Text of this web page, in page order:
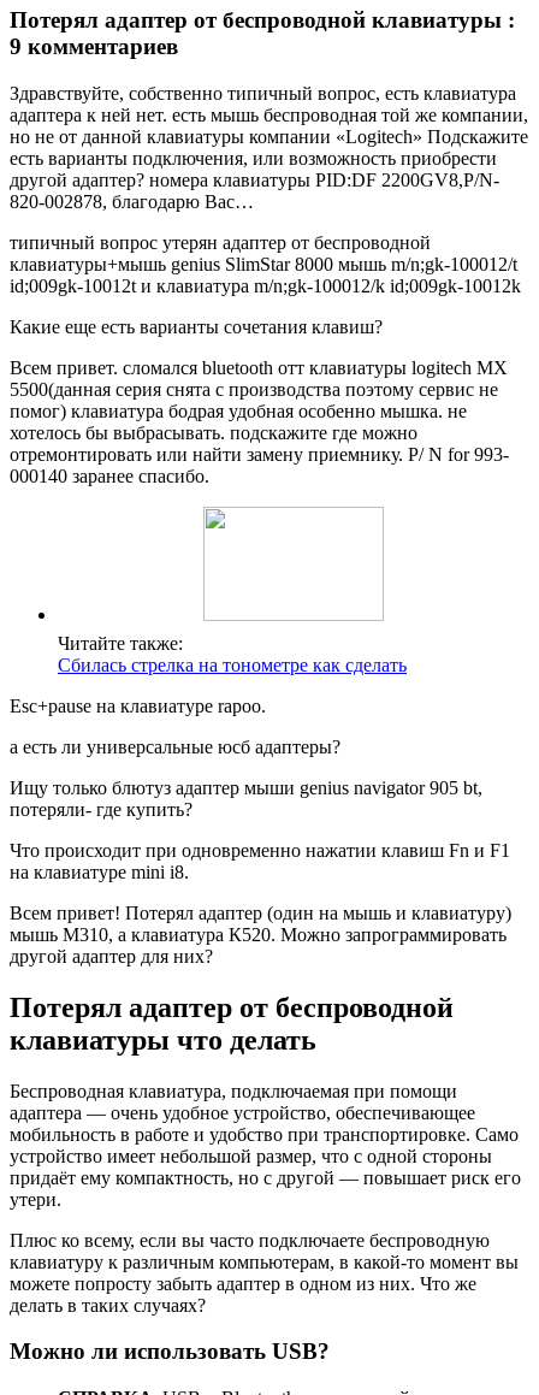
Потерял адаптер от беспроводной клавиатуры :
9 комментариев
Здравствуйте, собственно типичный вопрос, есть клавиатура
адаптера к ней нет. есть мышь беспроводная той же компании,
но не от данной клавиатуры компании «Logitech» Подскажите
есть варианты подключения, или возможность приобрести
другой адаптер? номера клавиатуры PID:DF 2200GV8,P/N-
820-002878, благодарю Вас…
типичный вопрос утерян адаптер от беспроводной
клавиатуры+мышь genius SlimStar 8000 мышь m/n;gk-100012/t
id;009gk-10012t и клавиатура m/n;gk-100012/k id;009gk-10012k
Какие еще есть варианты сочетания клавиш?
Всем привет. сломался bluetooth отт клавиатуры logitech MX
5500(данная серия снята с производства поэтому сервис не
помог) клавиатура бодрая удобная особенно мышка. не
хотелось бы выбрасывать. подскажите где можно
отремонтировать или найти замену приемнику. P/ N for 993-
000140 заранее спасибо.
Читайте также:
Сбилась стрелка на тонометре как сделать
Esc+pause на клавиатуре rapoo.
а есть ли универсальные юсб адаптеры?
Ищу только блютуз адаптер мыши genius navigator 905 bt,
потеряли- где купить?
Что происходит при одновременно нажатии клавиш Fn и F1
на клавиатуре mini i8.
Всем привет! Потерял адаптер (один на мышь и клавиатуру)
мышь М310, а клавиатура К520. Можно запрограммировать
другой адаптер для них?
Потерял адаптер от беспроводной
клавиатуры что делать
Беспроводная клавиатура, подключаемая при помощи
адаптера — очень удобное устройство, обеспечивающее
мобильность в работе и удобство при транспортировке. Само
устройство имеет небольшой размер, что с одной стороны
придаёт ему компактность, но с другой — повышает риск его
утери.
Плюс ко всему, если вы часто подключаете беспроводную
клавиатуру к различным компьютерам, в какой-то момент вы
можете попросту забыть адаптер в одном из них. Что же
делать в таких случаях?
Можно ли использовать USB?